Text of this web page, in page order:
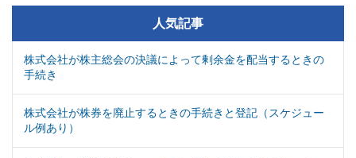
人気記事
株式会社が株主総会の決議によって剰余金を配当するときの
手続き
株式会社が株券を廃止するときの手続きと登記（スケジュー
ル例あり）